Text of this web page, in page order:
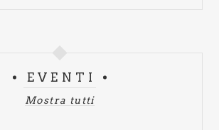
EVENTI
Mostra tutti